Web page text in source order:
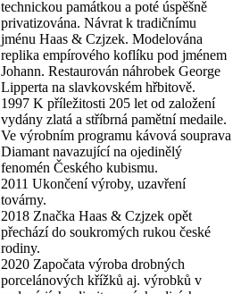
technickou památkou a poté úspěšně
privatizována. Návrat k tradičnímu
jménu Haas & Czjzek. Modelována
replika empírového koflíku pod jménem
Johann. Restaurován náhrobek George
Lipperta na slavkovském hřbitově.
1997 K příležitosti 205 let od založení
vydány zlatá a stříbrná pamětní medaile.
Ve výrobním programu kávová souprava
Diamant navazující na ojedinělý
fenomén Českého kubismu.
2011 Ukončení výroby, uzavření
továrny.
2018 Značka Haas & Czjzek opět
přechází do soukromých rukou české
rodiny.
2020 Započata výroba drobných
porcelánových křížků aj. výrobků v